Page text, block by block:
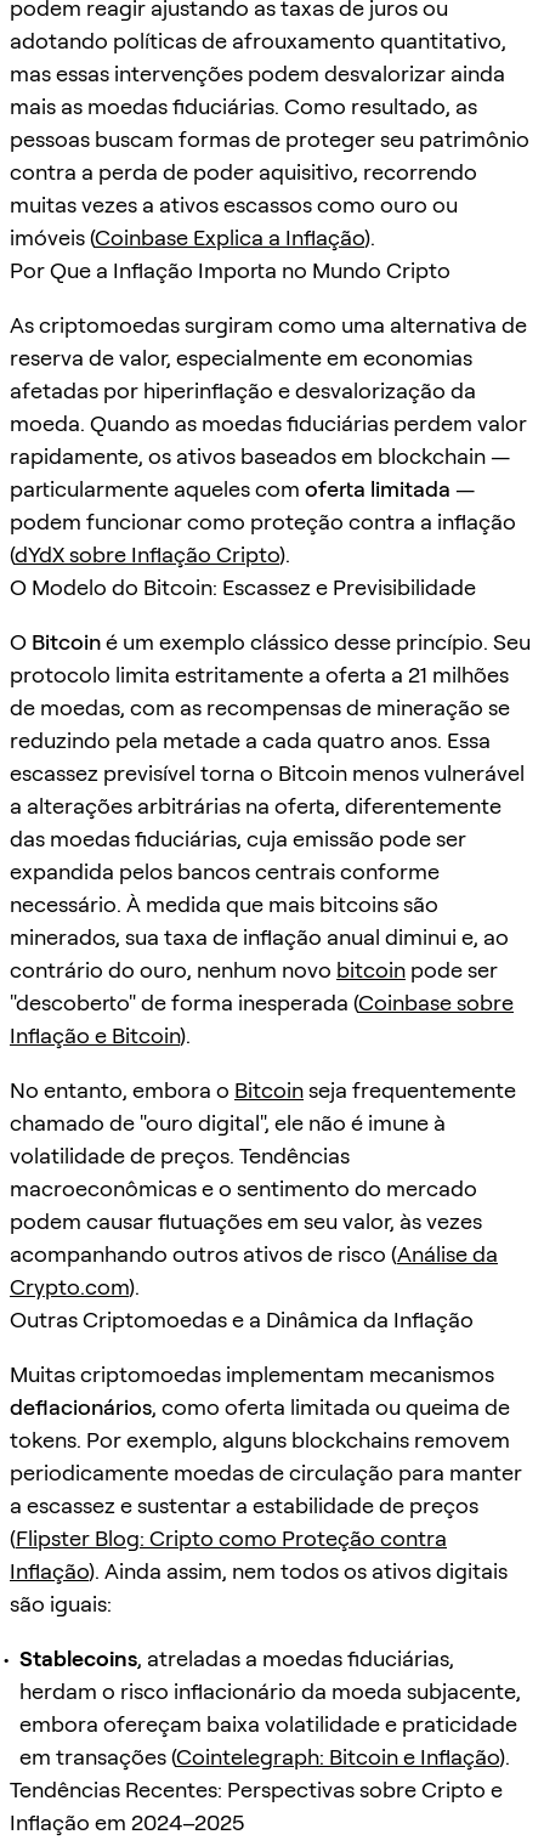
podem reagir ajustando as taxas de juros ou
adotando políticas de afrouxamento quantitativo,
mas essas intervenções podem desvalorizar ainda
mais as moedas fiduciárias. Como resultado, as
pessoas buscam formas de proteger seu patrimônio
contra a perda de poder aquisitivo, recorrendo
muitas vezes a ativos escassos como ouro ou
imóveis (Coinbase Explica a Inflação).
Por Que a Inflação Importa no Mundo Cripto
As criptomoedas surgiram como uma alternativa de
reserva de valor, especialmente em economias
afetadas por hiperinflação e desvalorização da
moeda. Quando as moedas fiduciárias perdem valor
rapidamente, os ativos baseados em blockchain —
particularmente aqueles com oferta limitada —
podem funcionar como proteção contra a inflação
(dYdX sobre Inflação Cripto).
O Modelo do Bitcoin: Escassez e Previsibilidade
O Bitcoiné um exemplo clássico desse princípio. Seu
protocolo limita estritamente a oferta a 21 milhões
de moedas, com as recompensas de mineração se
reduzindo pela metade a cada quatro anos. Essa
escassez previsível torna o Bitcoin menos vulnerável
a alterações arbitrárias na oferta, diferentemente
das moedas fiduciárias, cuja emissão pode ser
expandida pelos bancos centrais conforme
necessário. À medida que mais bitcoins são
minerados, sua taxa de inflação anual diminui e, ao
contrário do ouro, nenhum novo bitcoin pode ser
"descoberto" de forma inesperada (Coinbase sobre
Inflação e Bitcoin).
No entanto, embora o Bitcoinseja frequentemente
chamado de "ouro digital", ele não é imune à
volatilidade de preços. Tendências
macroeconômicas e o sentimento do mercado
podem causar flutuações em seu valor, às vezes
acompanhando outros ativos de risco (Análise da
Crypto.com).
Outras Criptomoedas e a Dinâmica da Inflação
Muitas criptomoedas implementam mecanismos
deflacionários, como oferta limitada ou queima de
tokens. Por exemplo, alguns blockchains removem
periodicamente moedas de circulação para manter
a escassez e sustentar a estabilidade de preços
(Flipster Blog: Cripto como Proteção contra
Inflação). Ainda assim, nem todos os ativos digitais
são iguais:
Stablecoins, atreladas a moedas fiduciárias,
herdam o risco inflacionário da moeda subjacente,
embora ofereçam baixa volatilidade e praticidade
em transações (Cointelegraph: Bitcoin e Inflação).
Tendências Recentes: Perspectivas sobre Cripto e
Inflação em 2024–2025